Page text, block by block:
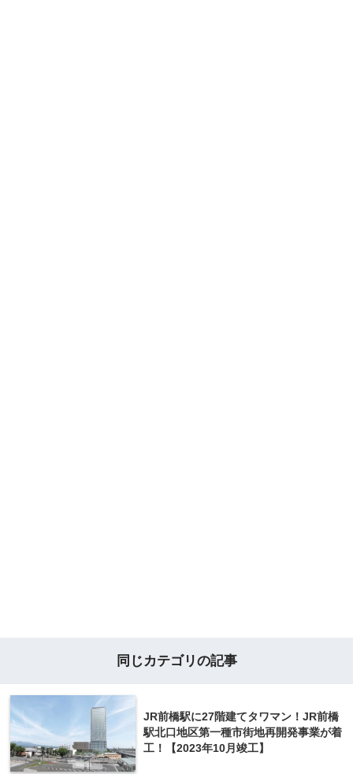
同じカテゴリの記事
JR前橋駅に27階建てタワマン！JR前橋
駅北口地区第一種市街地再開発事業が着
工！【2023年10月竣工】